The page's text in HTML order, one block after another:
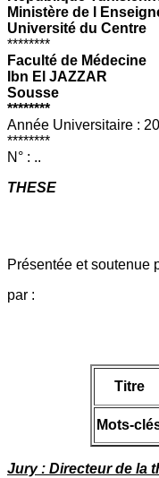
Ministère de l
Université du Centre
********
Faculté de Médecine
Ibn El JAZZAR
Sousse
********
Année Universitaire :
********
N° : ..
THESE
Présentée et soutenue
par :
Titre
Mots-
Jury : Directeur de la